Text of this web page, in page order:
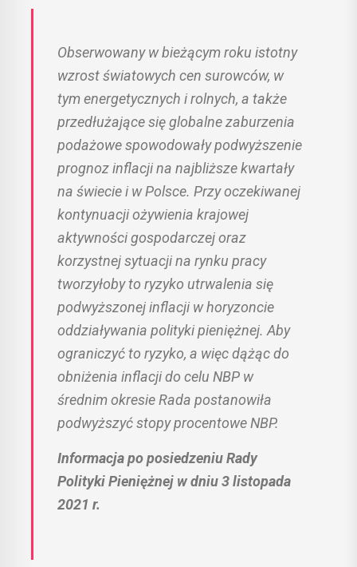
Obserwowany w bieżącym roku istotny
wzrost światowych cen surowców, w
tym energetycznych i rolnych, a także
przedłużające się globalne zaburzenia
podażowe spowodowały podwyższenie
prognoz inflacji na najbliższe kwartały
na świecie i w Polsce. Przy oczekiwanej
kontynuacji ożywienia krajowej
aktywności gospodarczej oraz
korzystnej sytuacji na rynku pracy
tworzyłoby to ryzyko utrwalenia się
podwyższonej inflacji w horyzoncie
oddziaływania polityki pieniężnej. Aby
ograniczyć to ryzyko, a więc dążąc do
obniżenia inflacji do celu NBP w
średnim okresie Rada postanowiła
podwyższyć stopy procentowe NBP.
Informacja po posiedzeniu Rady
Polityki Pieniężnej w dniu 3 listopada
2021 r.